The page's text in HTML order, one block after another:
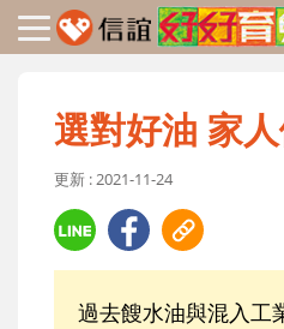
選對好油 家
更新 : 2021-11-24
過去餿水油與混入工